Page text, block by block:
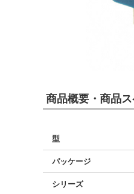
商品概要・商品ス
型
パッケージ
シリーズ